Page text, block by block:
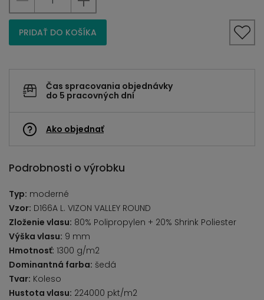
PRIDAŤ DO KOŠÍKA
Čas spracovania objednávky
do 5 pracovných dní
Ako objednať
Podrobnosti o výrobku
Typ: moderné
Vzor: D166A L. VIZON VALLEY ROUND
Zloženie vlasu: 80% Polipropylen + 20% Shrink Poliester
Výška vlasu: 9 mm
Hmotnosť: 1300 g/m2
Dominantná farba: šedá
Tvar: Koleso
Hustota vlasu: 224000 pkt/m2